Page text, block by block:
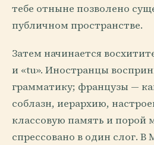
тебе отныне позволено
публичном пространстве.
Затем начинается
и «tu». Иностранцы
грамматику; французы —
соблазн, иерархию,
классовую память и порой
спрессовано в один слог. В